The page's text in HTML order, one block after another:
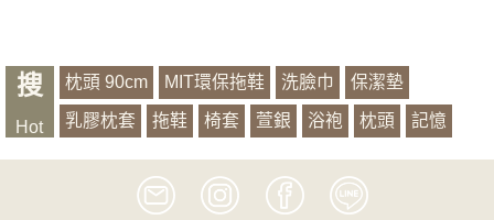
搜
Hot
枕頭 90cm MIT環保拖鞋 洗臉巾 保潔墊
乳膠枕套 拖鞋 椅套 萱銀 浴袍 枕頭 記憶
有機山蕉